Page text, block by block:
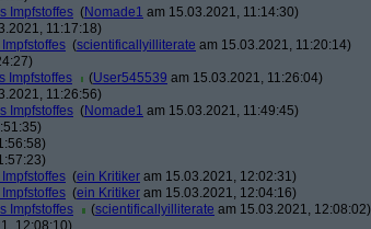
Impfstoffes (Nomade1 am 15.03.2021, 11:14:30)
11:17:18)
(scientificallyilliterate am 15.03.2021, 11:20:14)
Impfstoffes
(User545539 am 15.03.2021, 11:26:04)
11:26:56)
Impfstoffes (Nomade1 am 15.03.2021, 11:49:45)
(ein Kritiker am 15.03.2021, 12:02:31)
(ein Kritiker am 15.03.2021, 12:04:16)
Impfstoffes
(scientificallyilliterate am 15.03.2021, 12:08:02)
12:08:10)